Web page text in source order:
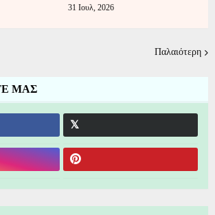
31 Ιουλ, 2026
Παλαιότερη
ΜΑΣ